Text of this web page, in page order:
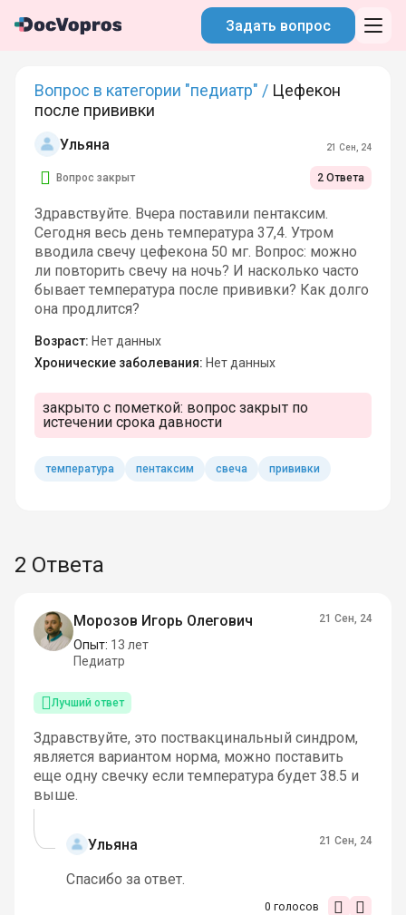
Задать вопрос
Вопрос в категории "педиатр" / Цефекон
после прививки
Ульяна 21 Сен, 24
Вопрос закрыт 2 Ответа
Здравствуйте. Вчера поставили пентаксим.
Сегодня весь день температура 37,4. Утром
вводила свечу цефекона 50 мг. Вопрос: можно
ли повторить свечу на ночь? И насколько часто
бывает температура после прививки? Как долго
она продлится?
Возраст: Нет данных
Хронические заболевания: Нет данных
закрыто с пометкой: вопрос закрыт по
истечении срока давности
температура пентаксим свеча прививки
2 Ответа
Морозов Игорь Олегович
Опыт: 13 лет
Педиатр
21 Сен, 24
Лучший ответ
Здравствуйте, это поствакцинальный синдром,
является вариантом норма, можно поставить
еще одну свечку если температура будет 38.5 и
выше.
Ульяна 21 Сен, 24
Спасибо за ответ.
0 голосов